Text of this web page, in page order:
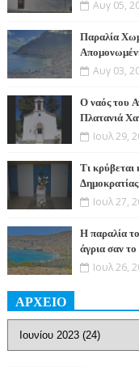
Αυγ 05,
Παραλία
Αυγ 03,
Ο ναός του
Πλατανιά
Ιουλ 29,
Τι
Ιουλ 27,
Η παραλία
άγρια σαν το
Ιουλ 26,
ΑΡΧΕΙΟ